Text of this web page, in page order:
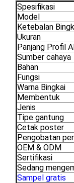
Spesifikasi
Model
Ketebalan
Ukuran
Panjang Profil
Sumber cahaya
Bahan
Fungsi
Warna Bingkai
Membentuk
Jenis
Tipe gantung
Cetak poster
Pengobatan
OEM & ODM
Sertifikasi
Sedang
Sampel gratis